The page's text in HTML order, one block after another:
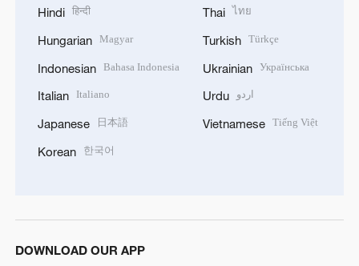
Hindi हिन्दी
Hungarian Magyar
Indonesian Bahasa Indonesia
Italian Italiano
Japanese 日本語
Korean 한국어
Thai ไทย
Turkish Türkçe
Ukrainian Українська
Urdu اردو
Vietnamese Tiếng Việt
DOWNLOAD OUR APP